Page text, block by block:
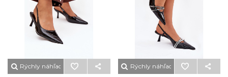
Rýchly náhľad Rýchly náhľad